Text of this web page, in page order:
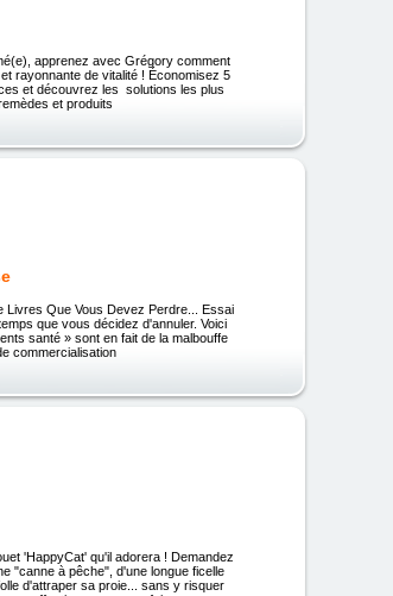
apprenez avec Grégory comment
rayonnante de vitalité ! Économisez 5
et découvrez les solutions les plus
et produits
Livres Que Vous Devez Perdre... Essai
que vous décidez d'annuler. Voici
santé » sont en fait de la malbouffe
commercialisation
'HappyCat' qu'il adorera ! Demandez
"canne à pêche", d'une longue ficelle
d'attraper sa proie... sans y risquer